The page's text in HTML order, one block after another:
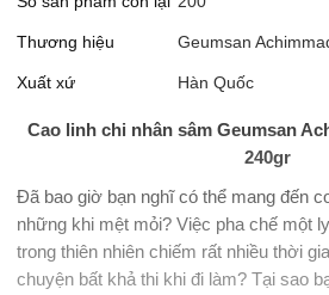
Thương hiệu Geumsan
Xuất xứ Hàn Quốc
Cao linh chi nhân sâm Geumsan
240gr
Đã bao giờ bạn nghĩ có thể mang đến
những khi mệt mỏi? Việc pha chế một
trong thiên nhiên chiếm rất nhiều thời
chuyện bất khả thi khi đi làm? Tại sao